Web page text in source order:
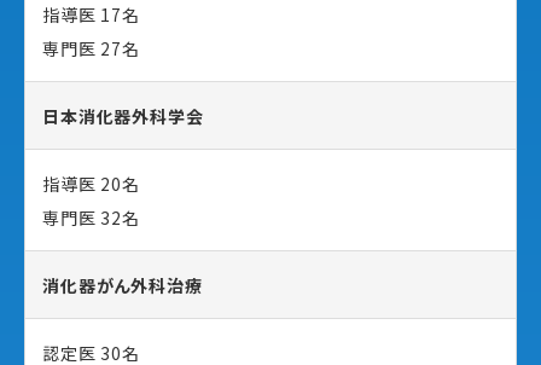
指導医 17名
専門医 27名
日本消化器外科学会
指導医 20名
専門医 32名
消化器がん外科治療
認定医 30名